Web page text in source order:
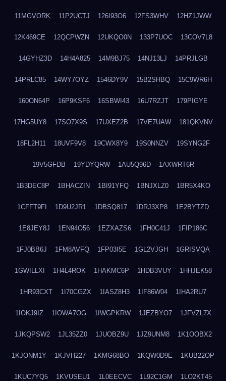
11MGVORK 11P2UCTJ 126I93O6 12FS3WHV 12HZ1JWW
12K469CE 12QCPWZN 12UKQO0N 133P7UOC 13COV7L8
14GYHZ3D 14H4A825 14M9BJ75 14NJ13LJ 14PRJLGB
14PRLC85 14WY7OYZ 1546DY9V 15B2SHBQ 15C9WR6H
160ON64P 16P9KSF6 16SBWI43 16U7RZJT 179PIGYE
17HG5UY8 17SO7X9S 17UXEZ2B 17VE7UAW 181QKVNV
18FL2H11 18UVF9V8 19CWX8Y9 19S0NNZV 19SYNG2F
19V5GFDB 19YDYQRW 1AU5Q96D 1AXWRT6R
1B3DEC8P 1BHACZIN 1BI91YFQ 1BNJXLZ0 1BR5X4KO
1CFFT9FI 1D9U2JR1 1DBSQ817 1DRJ3XP8 1E2BYTZD
1E8JEY8J 1EN94O56 1EZXAZS6 1FH0C41J 1FIP186C
1FJ0BB6J 1FM8AVFQ 1FP03I5E 1GL2VJGH 1GRISVQA
1GWILLXI 1H4L4ROK 1HAKMC6P 1HDB3VUY 1HHJEK58
1HR93CXT 1I70CGZX 1IASZ8H3 1IF86W04 1IHA2RU7
1IOKJ9IZ 1IOWA7OG 1IWGPKRW 1JEZBYO7 1JFVZL7X
1JKQPSW2 1JL35ZZ0 1JUOBZ9U 1JZ9UNM8 1K1OOBX2
1KJONM1Y 1KJVH227 1KMG68BO 1KQW0D9E 1KUB22OP
1KUC7YQ5 1KVUSEU1 1L0EECVC 1L92C1GM 1LO2KT45